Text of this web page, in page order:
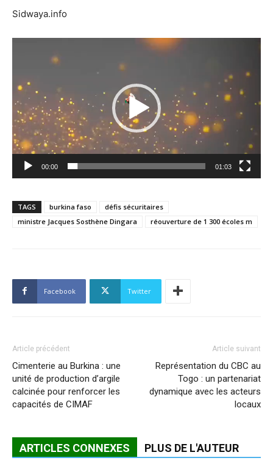
Sidwaya.info
Lecteur
00:00 01:03
TAGS burkina faso
défis sécuritaires
ministre Jacques Sosthène Dingara
réouverture de 1 300 écoles m
Facebook Twitter
Article précédent
Cimenterie au Burkina : une
unité de production d’argile
calcinée pour renforcer les
capacités de CIMAF
Article suivant
Représentation du CBC au
Togo : un partenariat
dynamique avec les acteurs
locaux
ARTICLES CONNEXES PLUS DE L'AUTEUR